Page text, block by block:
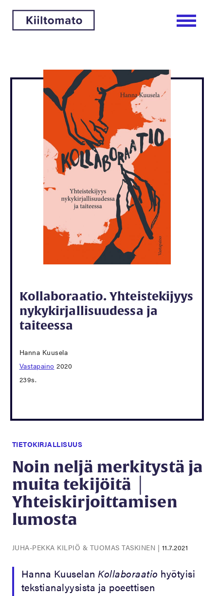
Kollaboraatio. Yhteistekijyys
nykykirjallisuudessa ja
taiteessa
Hanna Kuusela
Vastapaino 2020
239s.
TIETOKIRJALLISUUS
Noin neljä merkitystä ja
muita tekijöitä │
Yhteiskirjoittamisen
lumosta
JUHA-PEKKA KILPIÖ & TUOMAS TASKINEN | 11.7.2021
Hanna KuuselanKollaboraatio hyötyisi
tekstianalyysista ja poeettisen